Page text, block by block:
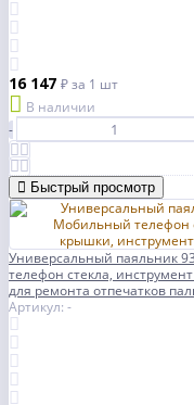
16 147 ₽за 1 шт
В наличии
-
Быстрый просмотр
Универсальный паяльник
телефон стекла,
для ремонта отпечатков
Артикул: -